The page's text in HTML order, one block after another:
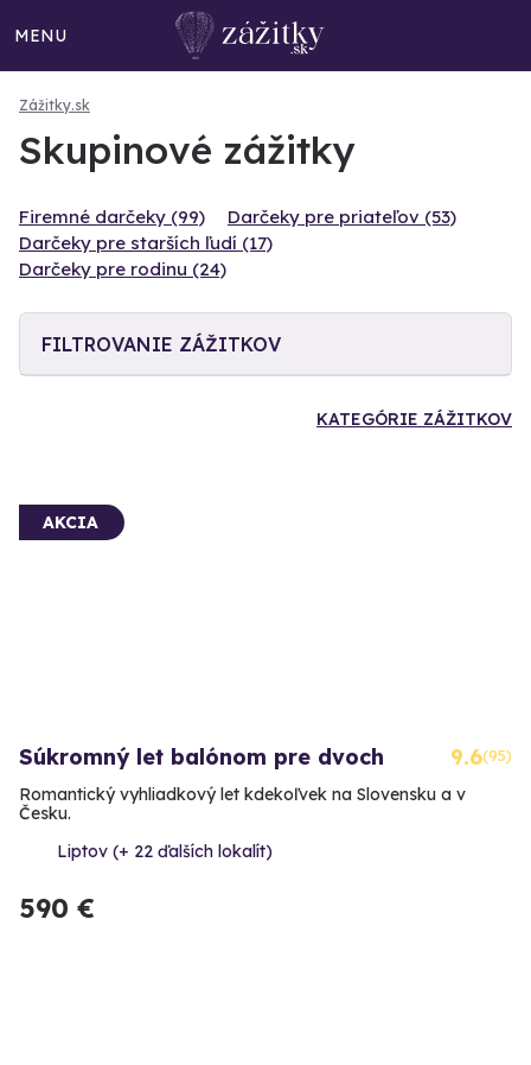
MENU
Zážitky.sk
Skupinové zážitky
Firemné darčeky (99)
Darčeky pre priateľov (53)
Darčeky pre starších ľudí (17)
Darčeky pre rodinu (24)
FILTROVANIE ZÁŽITKOV
KATEGÓRIE ZÁŽITKOV
AKCIA
Súkromný let balónom pre dvoch 9.6(95)
Romantický vyhliadkový let kdekoľvek na Slovensku a v
Česku.
Liptov (+ 22 ďalších lokalít)
590 €